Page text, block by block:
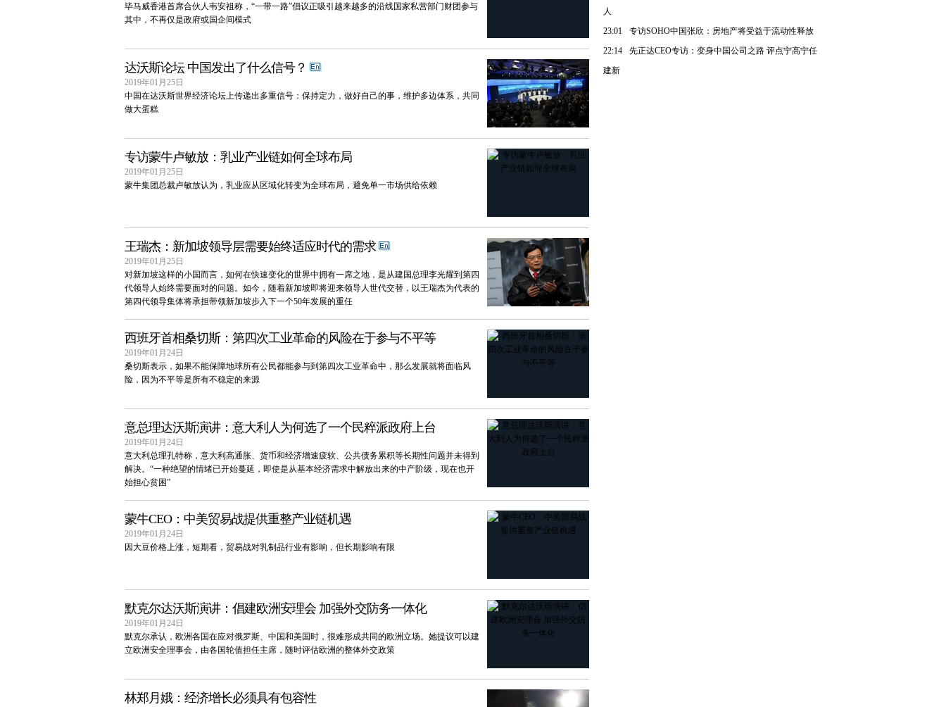
毕马威香港首席合伙人韦安祖称，“一带一路”倡议正吸引越来越多的沿线国家私营部门财团参与
其中，不再仅是政府或国企间模式
达沃斯论坛 中国发出了什么信号？
2019年01月25日
中国在达沃斯世界经济论坛上传递出多重信号：保持定力，做好自己的事，维护多边体系，共同
做大蛋糕
专访蒙牛卢敏放：乳业产业链如何全球布局
2019年01月25日
蒙牛集团总裁卢敏放认为，乳业应从区域化转变为全球布局，避免单一市场供给依赖
王瑞杰：新加坡领导层需要始终适应时代的需求
2019年01月25日
对新加坡这样的小国而言，如何在快速变化的世界中拥有一席之地，是从建国总理李光耀到第四
代领导人始终需要面对的问题。如今，随着新加坡即将迎来领导人世代交替，以王瑞杰为代表的
第四代领导集体将承担带领新加坡步入下一个50年发展的重任
西班牙首相桑切斯：第四次工业革命的风险在于参与不平等
2019年01月24日
桑切斯表示，如果不能保障地球所有公民都能参与到第四次工业革命中，那么发展就将面临风
险，因为不平等是所有不稳定的来源
意总理达沃斯演讲：意大利人为何选了一个民粹派政府上台
2019年01月24日
意大利总理孔特称，意大利高通胀、货币和经济增速疲软、公共债务累积等长期性问题并未得到
解决。“一种绝望的情绪已开始蔓延，即使是从基本经济需求中解放出来的中产阶级，现在也开
始担心贫困”
蒙牛CEO：中美贸易战提供重整产业链机遇
2019年01月24日
因大豆价格上涨，短期看，贸易战对乳制品行业有影响，但长期影响有限
默克尔达沃斯演讲：倡建欧洲安理会 加强外交防务一体化
2019年01月24日
默克尔承认，欧洲各国在应对俄罗斯、中国和美国时，很难形成共同的欧洲立场。她提议可以建
立欧洲安全理事会，由各国轮值担任主席，随时评估欧洲的整体外交政策
林郑月娥：经济增长必须具有包容性
人
23:01
专访SOHO中国张欣：房地产将受益于流动性释放
22:14
先正达CEO专访：变身中国公司之路 评点宁高宁任
建新